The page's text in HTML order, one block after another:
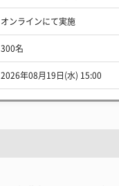
オンラインにて実施
300名
2026年08月19日(水) 15:00